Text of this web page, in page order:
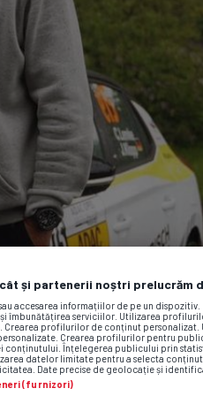
și partenerii noștri prelucrăm
accesarea informațiilor de pe un
și îmbunătățirea serviciilor. Utilizarea
Crearea profilurilor de conținut
Crearea profilurilor pentru
conținutului. Înțelegerea publicului prin
datelor limitate pentru a selecta
Date precise de geolocație și
(furnizori)